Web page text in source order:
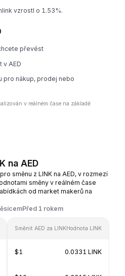
vzrostl o 1.53%.
převést
v AED
pro nákup, prodej nebo
v reálném čase na základě
na AED
směnu z LINK na AED, v rozmezí
směny v reálném čase
od market makerů na
Před 1 rokem
Směnit AED za LINKHodnota LINK
$1 0.0331 LINK